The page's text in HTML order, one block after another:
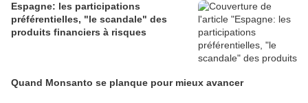
Espagne: les participations
préférentielles, "le scandale" des
produits financiers à risques
Quand Monsanto se planque pour mieux avancer